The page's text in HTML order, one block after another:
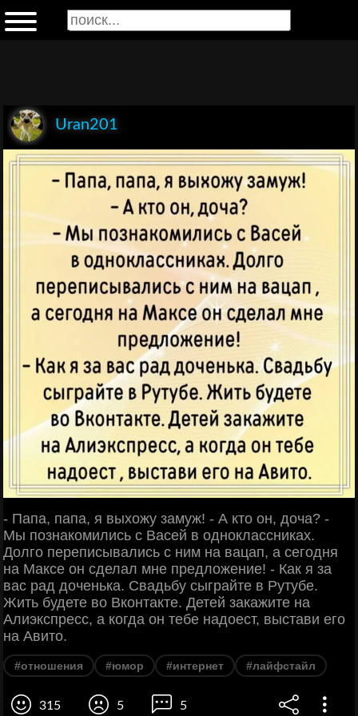
Uran201
- Папа, папа, я выхожу замуж! - А кто он, доча? -
Мы познакомились с Васей в одноклассниках.
Долго переписывались с ним на вацап, а сегодня
на Максе он сделал мне предложение! - Как я за
вас рад доченька. Свадьбу сыграйте в Рутубе.
Жить будете во Вконтакте. Детей закажите на
Алиэкспресс, а когда он тебе надоест, выстави его
на Авито.
#отношения #юмор #интернет #лайфстайл
315 5 5